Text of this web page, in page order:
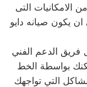
الامكانيات التى
ان يكون صيانه دايو
فريق الدعم الفني
بواسطة الخط
التي تواجهك